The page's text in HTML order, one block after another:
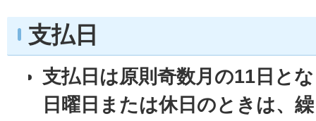
支払日
支払日は原則奇数月の11日と
日曜日または休日のときは、